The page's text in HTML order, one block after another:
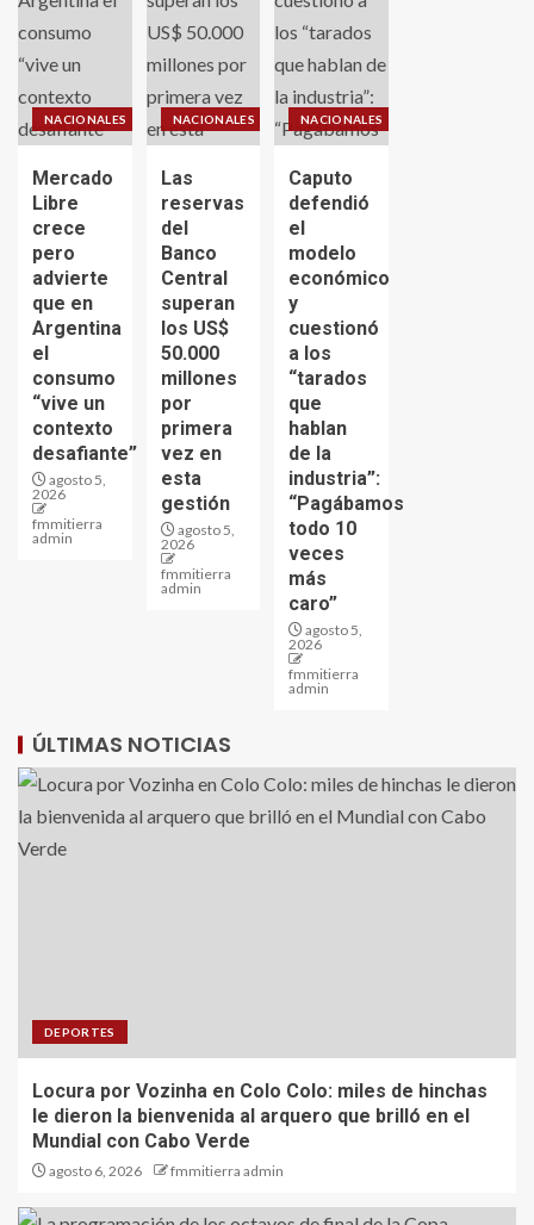
NACIONALES
Mercado
Libre
crece
pero
advierte
que en
Argentina
el
consumo
“vive un
contexto
desafiante”
agosto 5,
2026
fmmitierra
admin
NACIONALES
Las
reservas
del
Banco
Central
superan
los US$
50.000
millones
por
primera
vez en
esta
gestión
agosto 5,
2026
fmmitierra
admin
NACIONALES
Caputo
defendió
el
modelo
económico
y
cuestionó
a los
“tarados
que
hablan
de la
industria”:
“Pagábamos
todo 10
veces
más
caro”
agosto 5,
2026
fmmitierra
admin
ÚLTIMAS NOTICIAS
DEPORTES
Locura por Vozinha en Colo Colo: miles de hinchas
le dieron la bienvenida al arquero que brilló en el
Mundial con Cabo Verde
agosto 6, 2026 fmmitierra admin